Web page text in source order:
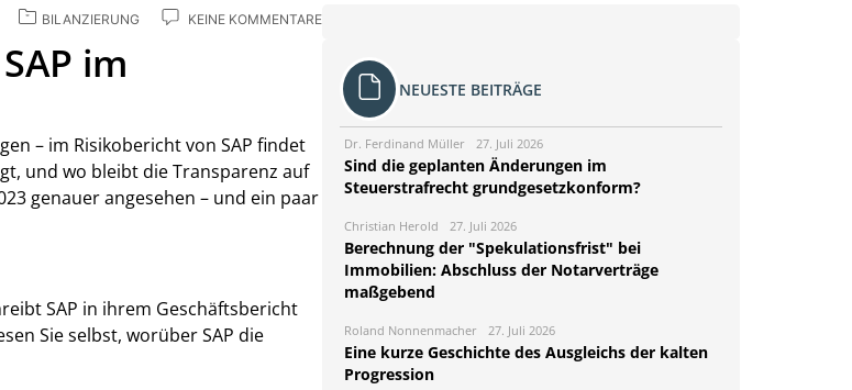
BILANZIERUNG KEINE KOMMENTARE
im
– im Risikobericht von SAP findet
und wo bleibt die Transparenz auf
genauer angesehen – und ein paar
SAP in ihrem Geschäftsbericht
Sie selbst, worüber SAP die
NEUESTE BEITRÄGE
Dr. Ferdinand Müller 27. Juli 2026
Sind die geplanten Änderungen im
Steuerstrafrecht grundgesetzkonform?
Christian Herold 27. Juli 2026
Berechnung der "Spekulationsfrist" bei
Immobilien: Abschluss der Notarverträge
maßgebend
Roland Nonnenmacher 27. Juli 2026
Eine kurze Geschichte des Ausgleichs der kalten
Progression